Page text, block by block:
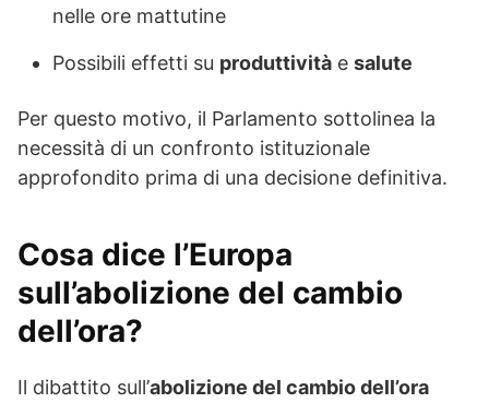
nelle ore mattutine
Possibili effetti su produttività e salute
Per questo motivo, il Parlamento sottolinea la
necessità di un confronto istituzionale
approfondito prima di una decisione definitiva.
Cosa dice l’Europa
sull’abolizione del cambio
dell’ora?
Il dibattito sull’abolizione del cambio dell’ora